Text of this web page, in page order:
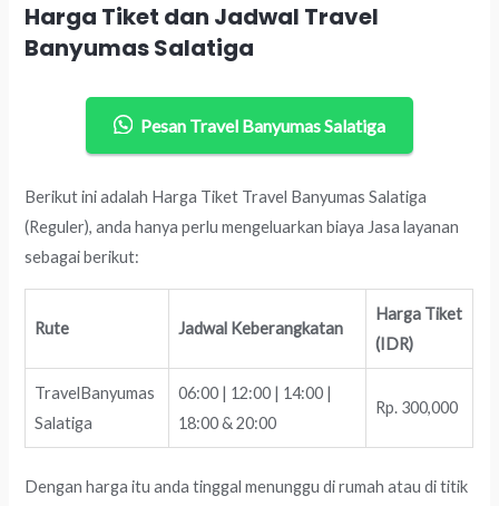
Harga Tiket dan Jadwal Travel
Banyumas Salatiga
Pesan Travel Banyumas Salatiga
Berikut ini adalah Harga Tiket Travel Banyumas Salatiga
(Reguler), anda hanya perlu mengeluarkan biaya Jasa layanan
sebagai berikut:
Rute Jadwal Keberangkatan
Harga Tiket
(IDR)
TravelBanyumas
Salatiga
06:00 | 12:00 | 14:00 |
18:00 & 20:00
Rp. 300,000
Dengan harga itu anda tinggal menunggu di rumah atau di titik